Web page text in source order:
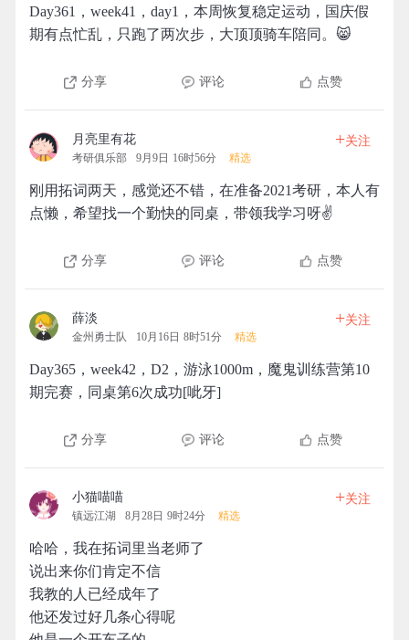
Day361，week41，day1，本周恢复稳定运动，国庆假
期有点忙乱，只跑了两次步，大顶顶骑车陪同。😸
分享 评论 点赞
月亮里有花
考研俱乐部 9月9日 16时56分 精选
+关注
刚用拓词两天，感觉还不错，在准备2021考研，本人有
点懒，希望找一个勤快的同桌，带领我学习呀✌
分享 评论 点赞
薛淡
金州勇士队 10月16日 8时51分 精选
+关注
Day365，week42，D2，游泳1000m，魔鬼训练营第10
期完赛，同桌第6次成功[呲牙]
分享 评论 点赞
小猫喵喵
镇远江湖 8月28日 9时24分 精选
+关注
哈哈，我在拓词里当老师了
说出来你们肯定不信
我教的人已经成年了
他还发过好几条心得呢